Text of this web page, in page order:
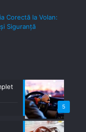
Corectă la Volan:
Siguranță
5